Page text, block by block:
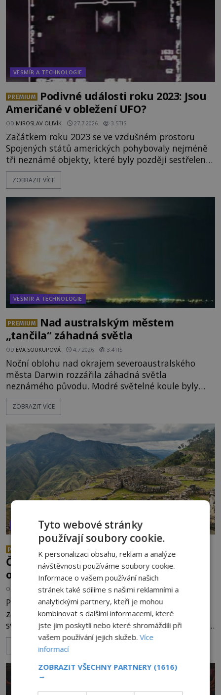
VESMÍR A TECHNOLOGIE
PREMIUM
Podivné události roku 2023: Jsou
Američané v obležení UFO?
OD MIROSLAV OLIVÍK 27.7.2026 3.5TIS
Začátkem roku 2023 se ve vzdušném prostoru
Spojených států amerických pohybovaly nejméně
tři neznámé objekty, které byly později sestřeleny.
Do dnešních dnů nebyly trosky těchto létajících
těles objeveny. Je možné, že šlo o nějaké nové
mimozemského původu? Dne 4. února roku 2023
vydává
ZOBRAZIT VÍCE
VESMÍR A TECHNOLOGIE
PREMIUM
Nad australským městem
„tančila“ záhadná světla
OD EVA SOUKUPOVÁ 4.7.2026 3.4TIS
Noční oblohu nad okrajem severoaustralského
města Darwin rozzářila záhadná světla
neznámého původu. Modré světelné koule byly
viditelné nejméně dvacet minut, během nichž se
opakovaně objevovaly a zase mizely. Svědek, který
mohlo jít o návštěvu ze světa duchů. Záhadný
záznam okamžitě rozpoutal deb
ZOBRAZIT VÍCE
VESMÍR A TECHNOLOGIE
PREMIUM
Mimozemšťan z Andahuaylillas:
Čí jsou ostatky zakrslého stvoření s
ohromnou lebkou?
OD ANDREA ŠULCOVÁ 26.6.2026 2.9TIS
Peruánský antropolog Renato Davila Riquelme
zatajil dech. To, co zrovna našel, není z tohoto
světa. Nemůže být! Zaměstnanec malého muzea v
peruánském městečku Andahuaylillas nedaleko
legendárního Cuzca pomalu sestupuje z posvátné
Právě nalezl ostatky dvou mimozemšťanů! Vědci
nad nálezem kroutí hlavou. Už na
ZOBRAZIT VÍCE
Tyto webové stránky
používají soubory cookie.
K personalizaci obsahu, reklam a analýze
návštěvnosti používáme soubory cookie.
Informace o vašem používání našich
stránek také sdílíme s našimi reklamními a
analytickými partnery, kteří je mohou
kombinovat s dalšími informacemi, které
jste jim poskytli nebo které shromáždili při
vašem používání jejich služeb.Více
informací
ZOBRAZIT VŠECHNY PARTNERY (1616)
→